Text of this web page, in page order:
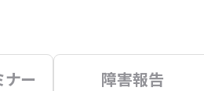
ナー 障害報告